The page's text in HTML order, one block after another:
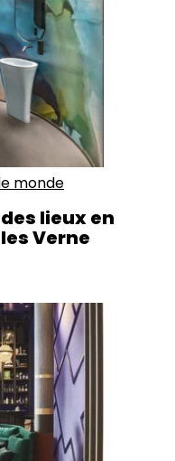
monde
lieux en
Verne